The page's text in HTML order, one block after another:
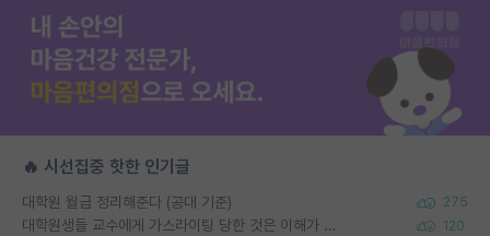
🔥 시선집중 핫한 인기글
대학원 월급 정리해준다 (공대 기준) 275
대학원생들 교수에게 가스라이팅 당한 것은 이해가 갑니다. 안타깝네요. 120